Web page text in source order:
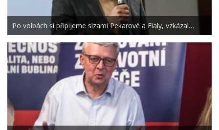
Po volbách si připijeme slzami Pekarové a Fialy, vzkázal…